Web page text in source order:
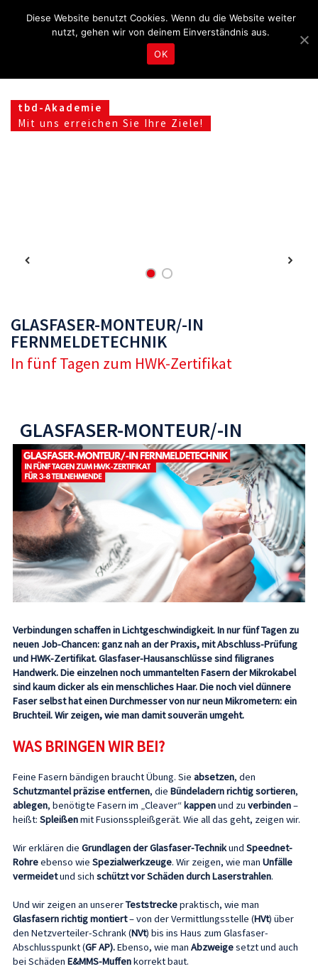
tbd-Akademie
Mit uns erreichen Sie Ihre Ziele!
GLASFASER-MONTEUR/-IN
FERNMELDETECHNIK
In fünf Tagen zum HWK-Zertifikat
GLASFASER-MONTEUR/-IN
FERNMELDETECHNIK
Verbindungen schaffen in Lichtgeschwindigkeit. In nur fünf Tagen zu
neuen Job-Chancen: ganz nah an der Praxis, mit Abschluss-Prüfung
und HWK-Zertifikat. Glasfaser-Hausanschlüsse sind filigranes
Handwerk. Die einzelnen noch ummantelten Fasern der Mikrokabel
sind kaum dicker als ein menschliches Haar. Die noch viel dünnere
Faser selbst hat einen Durchmesser von nur neun Mikrometern: ein
Bruchteil.Wir zeigen, wie man damit souverän umgeht.
WAS BRINGEN WIR BEI?
Feine Fasern bändigen braucht Übung. Sie absetzen, den
Schutzmantel präzise entfernen, die Bündeladern richtig sortieren,
ablegen, benötigte Fasern im „Cleaver“kappenund zu verbinden–
heißt: Spleißenmit Fusionsspleißgerät. Wie all das geht, zeigen wir.
Wir erklären die Grundlagen der Glasfaser-Technikund Speednet-
Rohreebenso wie Spezialwerkzeuge. Wir zeigen, wie man Unfälle
vermeidetund sich schützt vor Schäden durch Laserstrahlen.
Und wir zeigen an unsererTeststreckepraktisch, wie man
Glasfasern richtig montiert– von der Vermittlungsstelle (HVt) über
den Netzverteiler-Schrank (NVt) bis ins Haus zum Glasfaser-
Abschlusspunkt (GF AP).Ebenso, wie man Abzweigesetzt und auch
bei Schäden E&MMS-Muffenkorrekt baut.
Diese Website benutzt Cookies. Wenn du die Website weiter
nutzt, gehen wir von deinem Einverständnis aus.
OK